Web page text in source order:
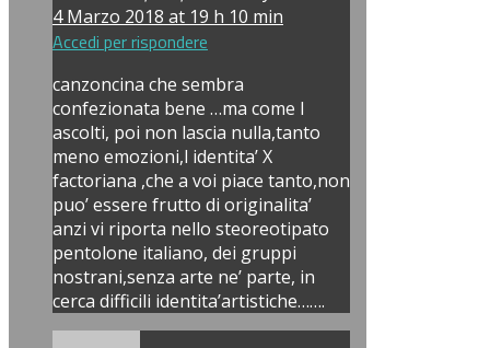
4 Marzo 2018 at 19 h 10 min
Accedi per rispondere
canzoncina che sembra
confezionata bene …ma come l
ascolti, poi non lascia nulla,tanto
meno emozioni,l identita’ X
factoriana ,che a voi piace tanto,non
puo’ essere frutto di originalita’
anzi vi riporta nello steoreotipato
pentolone italiano, dei gruppi
nostrani,senza arte ne’ parte, in
cerca difficili identita’artistiche…….